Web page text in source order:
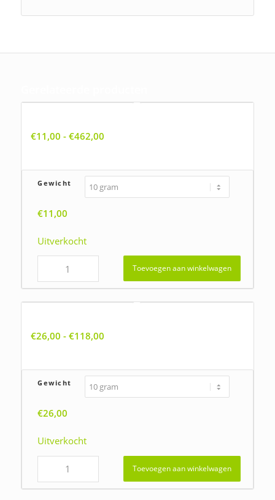
€11,00 - €462,00
€462,00
Gewicht
€11,00
Uitverkocht
Toevoegen aan winkelwagen
€26,00 - €118,00
€118,00
Gewicht
€26,00
Uitverkocht
Toevoegen aan winkelwagen